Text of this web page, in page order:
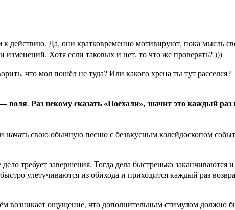
действию. Да, они кратковременно мотивируют, пока мысль
изменений. Хотя если таковых и нет, то что же проверять? )))
что мол пошёл не туда? Или какого хрена ты тут расселся?
— воля. Раз некому сказать «Поехали», значит это каждый раз
начать свою обычную песню с безвкусным калейдоскопом
требует завершения. Тогда дела быстренько заканчиваются
улетучиваются из обихода и приходится каждый раз
возникает ощущение, что дополнительным стимулом должно